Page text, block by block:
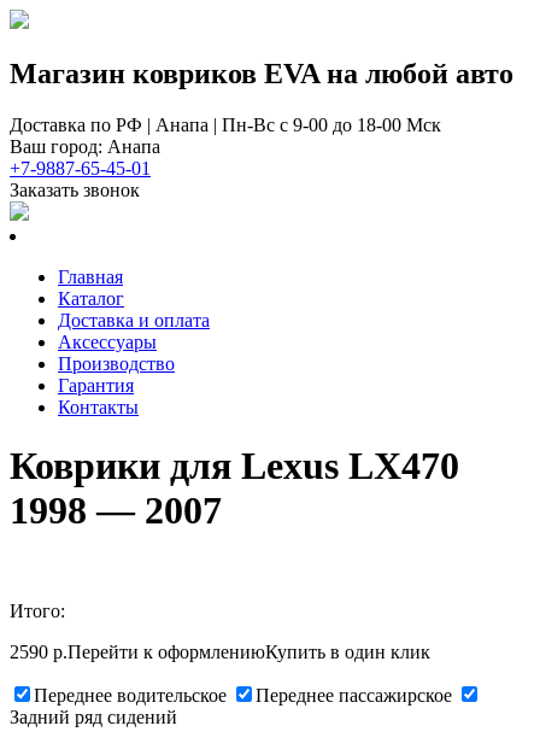
Магазин ковриков EVA ​на любой авто
Доставка по РФ | Анапа | Пн-Вс с 9-00 до 18-00 Мск
Ваш город: Анапа
+7-9887-65-45-01
Заказать звонок
Главная
Каталог
Доставка и оплата
Аксессуары
Производство
Гарантия
Контакты
Коврики для Lexus LX470
1998 — 2007
Итого:
2590 р.Перейти к оформлениюКупить в один клик
Переднее водительское
Переднее пассажирское
Задний ряд сидений